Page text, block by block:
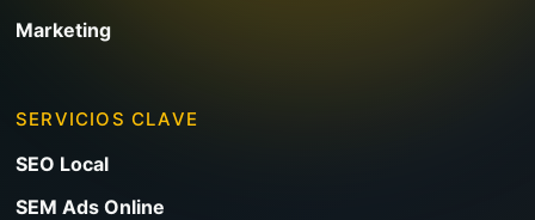
Marketing
SERVICIOS CLAVE
SEO Local
SEM Ads Online